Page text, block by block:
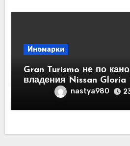
Иномарки
Gran Turismo не по
владения Nissan Gloria
nastya980